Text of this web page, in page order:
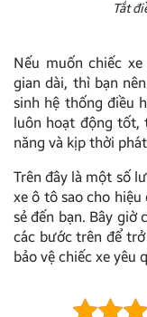
Tắt
Nếu muốn chiếc
gian dài, thì bạn
sinh hệ thống điều
luôn hoạt động
năng và kịp thời
Trên đây là một số
xe ô tô sao cho
sẻ đến bạn. Bây giờ
các bước trên để
bảo vệ chiếc xe yêu